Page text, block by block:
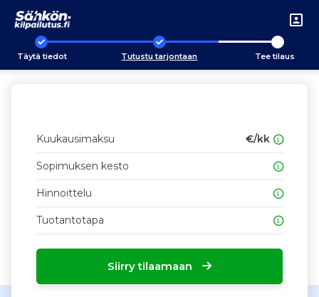
Täytä tiedot Tutustu tarjontaan Tee tilaus
Kuukausimaksu €/kk
Sopimuksen kesto
Hinnoittelu
Tuotantotapa
Siirry tilaamaan